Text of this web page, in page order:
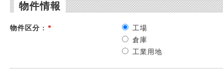
物件情報
物件区分 : *
工場
倉庫
工業用地